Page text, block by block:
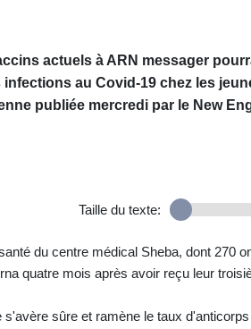
actuels à ARN messager
au Covid-19 chez les
publiée mercredi par le New
Taille du texte:
du centre médical Sheba, dont 270
quatre mois après avoir reçu leur
sûre et ramène le taux